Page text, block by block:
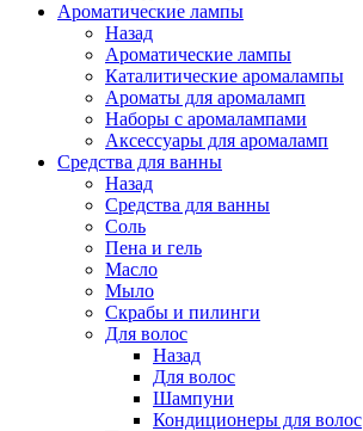
Ароматические лампы
Назад
Ароматические лампы
Каталитические аромалампы
Ароматы для аромаламп
Наборы с аромалампами
Аксессуары для аромаламп
Средства для ванны
Назад
Средства для ванны
Соль
Пена и гель
Масло
Мыло
Скрабы и пилинги
Для волос
Назад
Для волос
Шампуни
Кондиционеры для волос